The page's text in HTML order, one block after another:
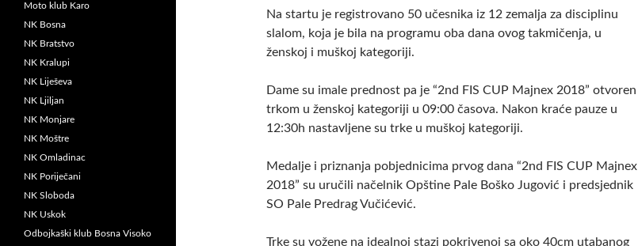
Na startu je registrovano 50 učesnika iz 12 zemalja za disciplinu
slalom, koja je bila na programu oba dana ovog takmičenja, u
ženskoj i muškoj kategoriji.
Dame su imale prednost pa je “2nd FIS CUP Majnex 2018” otvoren
trkom u ženskoj kategoriji u 09:00 časova. Nakon kraće pauze u
12:30h nastavljene su trke u muškoj kategoriji.
Medalje i priznanja pobjednicima prvog dana “2nd FIS CUP Majnex
2018” su uručili načelnik Opštine Pale Boško Jugović i predsjednik
SO Pale Predrag Vučićević.
Trke su vožene na idealnoj stazi pokrivenoj sa oko 40cm utabanog
Moto klub Karo
NK Bosna
NK Bratstvo
NK Kralupi
NK Liješeva
NK Ljiljan
NK Monjare
NK Moštre
NK Omladinac
NK Poriječani
NK Sloboda
NK Uskok
Odbojkaški klub Bosna Visoko